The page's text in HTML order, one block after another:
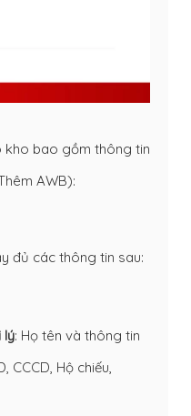
kho bao gồm thông tin
AWB):
đủ các thông tin sau:
lý: Họ tên và thông tin
CCCD, Hộ chiếu,